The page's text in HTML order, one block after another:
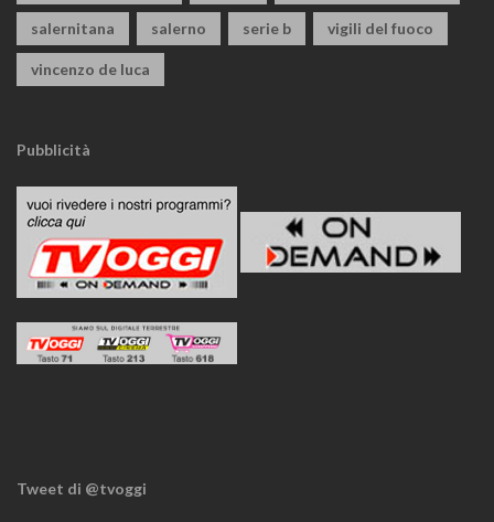
salernitana salerno serie b vigili del fuoco
vincenzo de luca
Pubblicità
Tweet di @tvoggi